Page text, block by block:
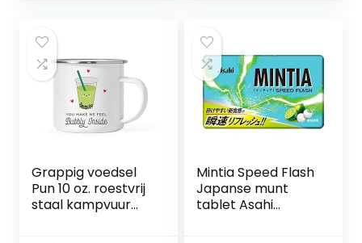
Grappig voedsel
Pun 10 oz. roestvrij
staal kampvuur
Mintia Speed Flash
Japanse munt
tablet Asahi